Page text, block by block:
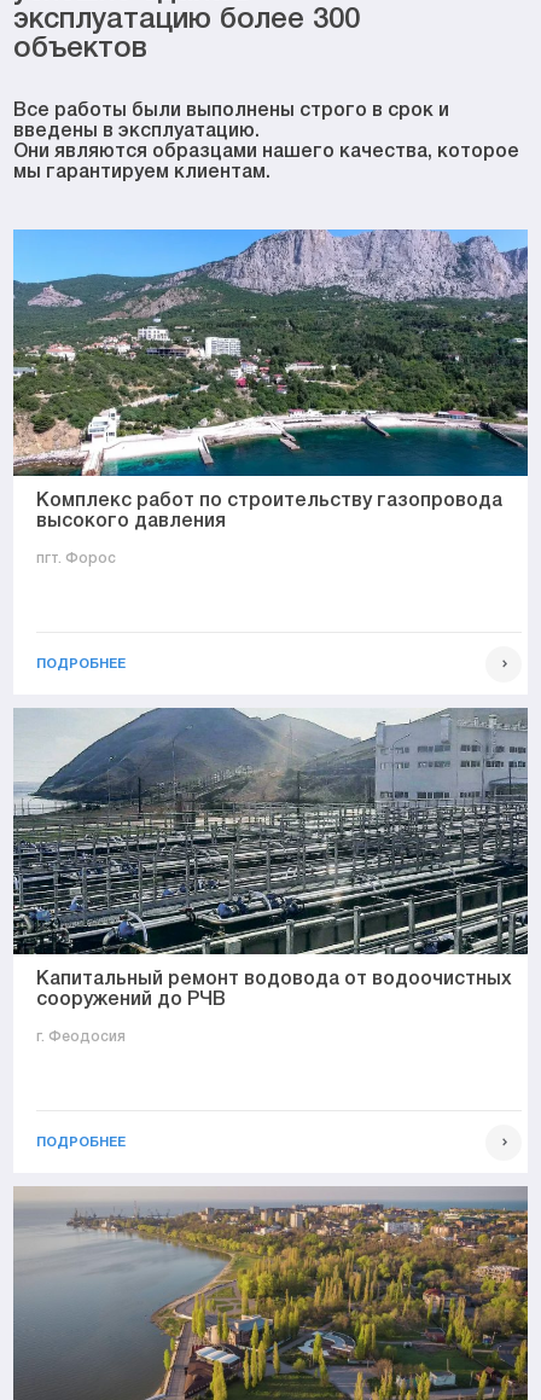
эксплуатацию более 300
объектов
Все работы были выполнены строго в срок и
введены в эксплуатацию.
Они являются образцами нашего качества, которое
мы гарантируем клиентам.
Комплекс работ по строительству газопровода
высокого давления
пгт. Форос
ПОДРОБНЕЕ
Капитальный ремонт водовода от водоочистных
сооружений до РЧВ
г. Феодосия
ПОДРОБНЕЕ